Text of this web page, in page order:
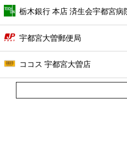
栃木銀行 本店 済生会宇都宮病
宇都宮大曽郵便局
ココス 宇都宮大曽店